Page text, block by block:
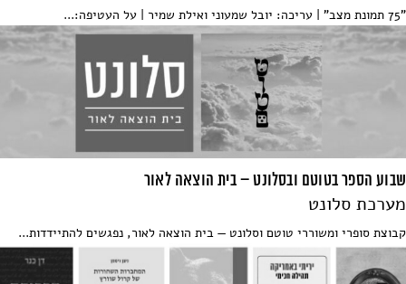
"75 תמונת מצב" | עריכה: יובל שמעוני ואילת שמיר | על העטיפה:...
שבוע הספר בטוטם ובסלונט – בית הוצאה לאור
מערכת סלונט
קבוצת סופרי ומשוררי טוטם וסלונט — בית הוצאה לאור, נפגשים להתיידדות...